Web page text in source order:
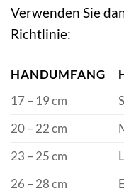
Verwenden Sie
Richtlinie:
HANDUMFANG
17 – 19 cm
20 – 22 cm
23 – 25 cm
26 – 28 cm